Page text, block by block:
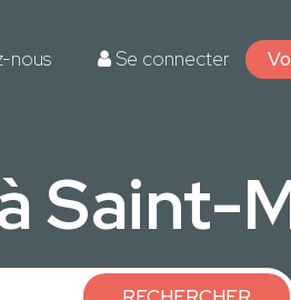
nous Se connecter
Saint-